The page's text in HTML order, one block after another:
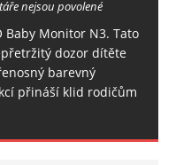
nejsou povolené
Baby Monitor N3. Tato
dozor dítěte
barevný
přináší klid rodičům